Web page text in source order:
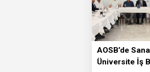
AOSB’de
Üniversite İş